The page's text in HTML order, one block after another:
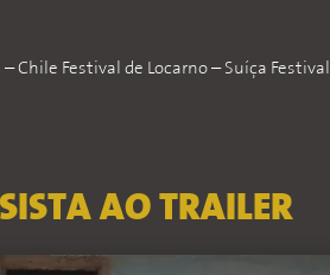
Chile Festival de Locarno – Suíça Festival
AO TRAILER